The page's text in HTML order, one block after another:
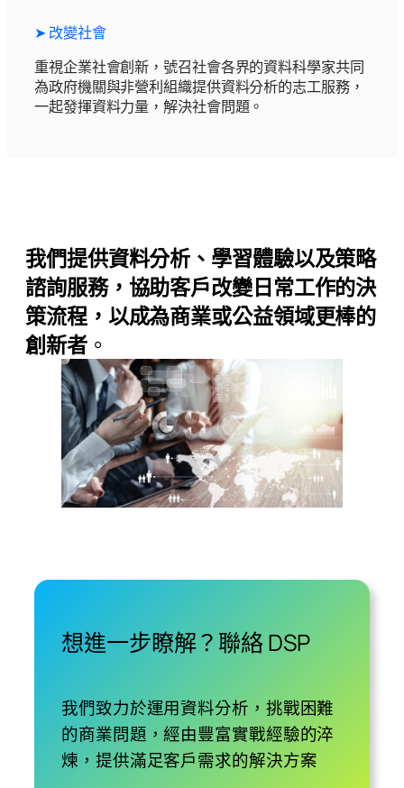
➤ 改變社會
重視企業社會創新，號召社會各界的資料科學家共同
為政府機關與非營利組織提供資料分析的志工服務，
一起發揮資料力量，解決社會問題。
我們提供資料分析、學習體驗以及策略
諮詢服務，協助客戶改變日常工作的決
策流程，以成為商業或公益領域更棒的
創新者。
想進一步瞭解？聯絡 DSP
我們致力於運用資料分析，挑戰困難
的商業問題，經由豐富實戰經驗的淬
煉，提供滿足客戶需求的解決方案